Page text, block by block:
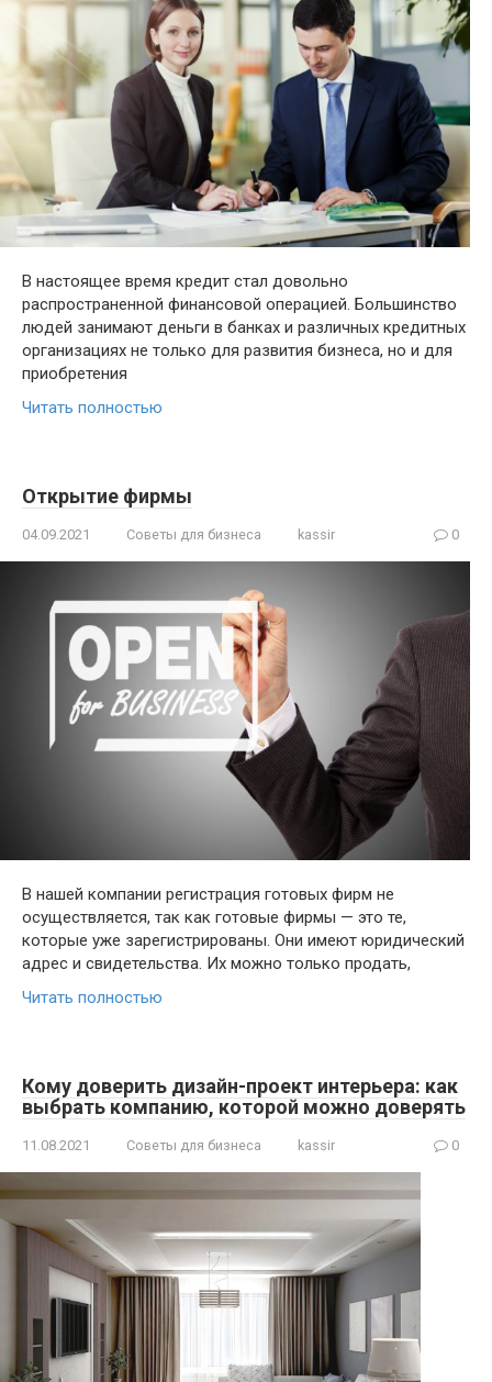
В настоящее время кредит стал довольно
распространенной финансовой операцией. Большинство
людей занимают деньги в банках и различных кредитных
организациях не только для развития бизнеса, но и для
приобретения
Читать полностью
Открытие фирмы
04.09.2021 Советы для бизнеса kassir 0
В нашей компании регистрация готовых фирм не
осуществляется, так как готовые фирмы — это те,
которые уже зарегистрированы. Они имеют юридический
адрес и свидетельства. Их можно только продать,
Читать полностью
Кому доверить дизайн-проект интерьера: как
выбрать компанию, которой можно доверять
11.08.2021 Советы для бизнеса kassir 0